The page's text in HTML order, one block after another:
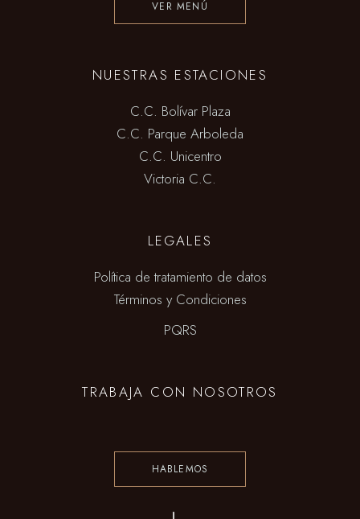
VER MENÚ
NUESTRAS ESTACIONES
C.C. Bolívar Plaza
C.C. Parque Arboleda
C.C. Unicentro
Victoria C.C.
LEGALES
Política de tratamiento de datos
Términos y Condiciones
PQRS
TRABAJA CON NOSOTROS
HABLEMOS